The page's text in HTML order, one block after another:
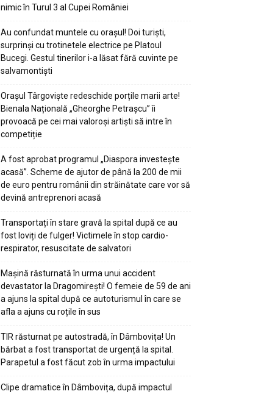
nimic în Turul 3 al Cupei României
Au confundat muntele cu orașul! Doi turiști,
surprinși cu trotinetele electrice pe Platoul
Bucegi. Gestul tinerilor i-a lăsat fără cuvinte pe
salvamontiști
Orașul Târgoviște redeschide porțile marii arte!
Bienala Națională „Gheorghe Petrașcu” îi
provoacă pe cei mai valoroși artiști să intre în
competiție
A fost aprobat programul „Diaspora investește
acasă”. Scheme de ajutor de până la 200 de mii
de euro pentru românii din străinătate care vor să
devină antreprenori acasă
Transportați în stare gravă la spital după ce au
fost loviți de fulger! Victimele în stop cardio-
respirator, resuscitate de salvatori
Mașină răsturnată în urma unui accident
devastator la Dragomirești! O femeie de 59 de ani
a ajuns la spital după ce autoturismul în care se
afla a ajuns cu roțile în sus
TIR răsturnat pe autostradă, în Dâmbovița! Un
bărbat a fost transportat de urgență la spital.
Parapetul a fost făcut zob în urma impactului
Clipe dramatice în Dâmbovița, după impactul